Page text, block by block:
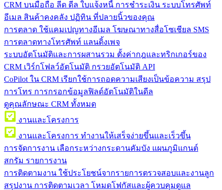
CRM บนมือถือ ลีด ดีล ใบแจ้งหนี้ การชำระเงิน ระบบโทรศัพท์
อีเมล สินค้าคงคลัง ปฏิทิน ที่ปลายนิ้วของคุณ
การตลาด ใช้แคมเปญทางอีเมล โฆษณาทางสื่อโซเชียล SMS
การตลาดทางโทรศัพท์ แลนดิ้งเพจ
ระบบอัตโนมัติและการผสานรวม ตั้งค่ากฎและทริกเกอร์ของ
CRM เวิร์กโฟลว์อัตโนมัติ กรวยอัตโนมัติ API
CoPilot ใน CRM เรียกใช้การถอดความเสียงเป็นข้อความ สรุป
การโทร การกรอกข้อมูลฟิลด์อัตโนมัติในดีล
ดูคุณลักษณะ CRM ทั้งหมด
งานและโครงการ
งานและโครงการ ทำงานให้เสร็จง่ายขึ้นและเร็วขึ้น
การจัดการงาน เลือกระหว่างกระดานคัมบัง แผนภูมิแกนต์
สกรัม รายการงาน
การติดตามงาน ใช้ประโยชน์จากรายการตรวจสอบและงานลูก
สรุปงาน การติดตามเวลา โหมดโฟกัสและผู้ควบคุมดูแล